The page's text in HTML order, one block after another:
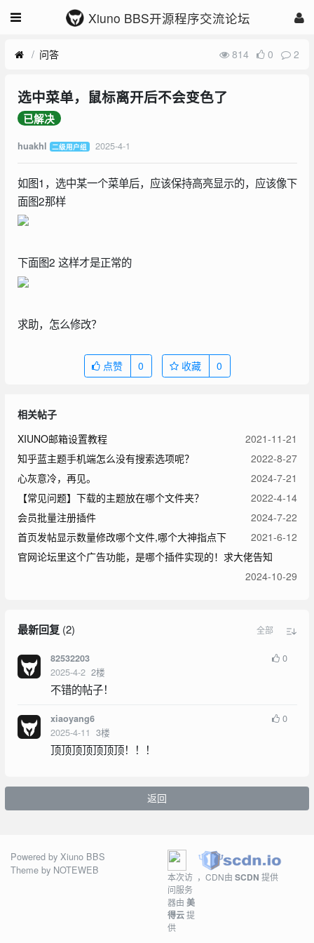
Xiuno BBS开源程序交流论坛
问答 814 0 2
选中菜单，鼠标离开后不会变色了
已解决
huakhl 二级用户组 2025-4-1
如图1，选中某一个菜单后，应该保持高亮显示的，应该像下
面图2那样
下面图2 这样才是正常的
求助，怎么修改？
点赞 0 收藏 0
相关帖子
XIUNO邮箱设置教程
2021-11-21
知乎蓝主题手机端怎么没有搜索选项呢？
2022-8-27
心灰意冷，再见。
2024-7-21
【常见问题】下载的主题放在哪个文件夹？
2022-4-14
会员批量注册插件
2024-7-22
首页发帖显示数量修改哪个文件,哪个大神指点下
2021-6-12
官网论坛里这个广告功能，是哪个插件实现的！求大佬告知
2024-10-29
最新回复(2) 全部
82532203
2025-4-2 2楼
0
不错的帖子！
xiaoyang6
2025-4-11 3楼
0
顶顶顶顶顶顶顶！！！
返回
Powered by Xiuno BBS
Theme by NOTEWEB
本次访
问服务
器由 美
得云提
供
，CDN由SCDN 提供